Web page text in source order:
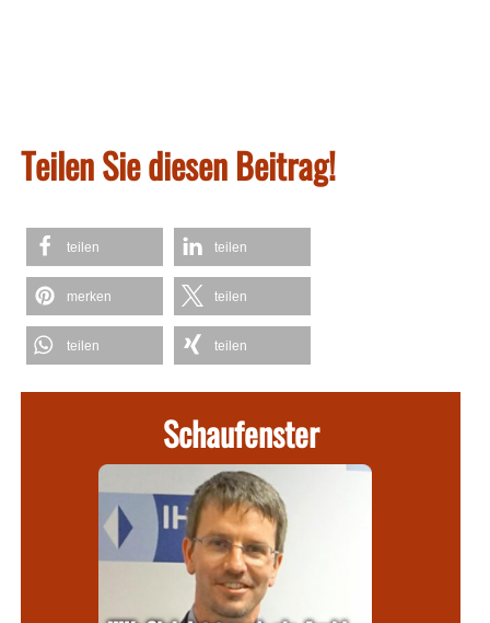
Teilen Sie diesen Beitrag!
teilen teilen
merken teilen
teilen teilen
Schaufenster